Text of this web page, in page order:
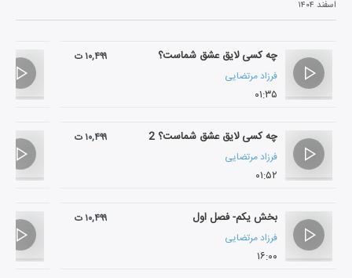
اسفند ۱۴۰۴
چه کسی لایق عشق شماست؟
فرزاد مرتضایی
۰۱:۳۵
۱۰,۴۹۹ ت
چه کسی لایق عشق شماست؟ 2
فرزاد مرتضایی
۰۱:۵۲
۱۰,۴۹۹ ت
بخش یکم- فصل اول
فرزاد مرتضایی
۱۶:۰۰
۱۰,۴۹۹ ت